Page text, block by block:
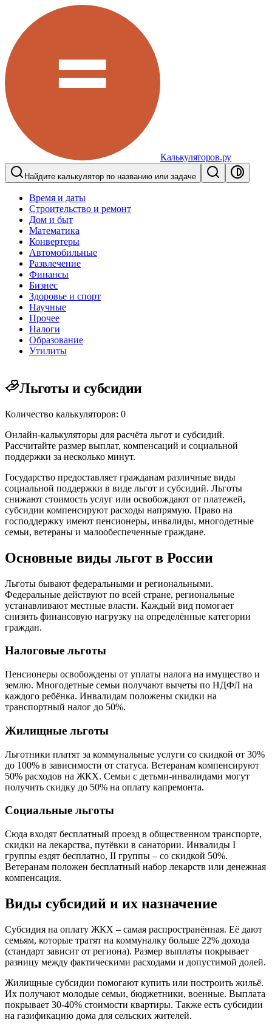
Калькуляторов.ру
Найдите калькулятор по названию или задаче
Время и даты
Строительство и ремонт
Дом и быт
Математика
Конвертеры
Автомобильные
Развлечение
Финансы
Бизнес
Здоровье и спорт
Научные
Прочее
Налоги
Образование
Утилиты
Льготы и субсидии
Количество калькуляторов: 0
Онлайн-калькуляторы для расчёта льгот и субсидий.
Рассчитайте размер выплат, компенсаций и социальной
поддержки за несколько минут.
Государство предоставляет гражданам различные виды
социальной поддержки в виде льгот и субсидий. Льготы
снижают стоимость услуг или освобождают от платежей,
субсидии компенсируют расходы напрямую. Право на
господдержку имеют пенсионеры, инвалиды, многодетные
семьи, ветераны и малообеспеченные граждане.
Основные виды льгот в России
Льготы бывают федеральными и региональными.
Федеральные действуют по всей стране, региональные
устанавливают местные власти. Каждый вид помогает
снизить финансовую нагрузку на определённые категории
граждан.
Налоговые льготы
Пенсионеры освобождены от уплаты налога на имущество и
землю. Многодетные семьи получают вычеты по НДФЛ на
каждого ребёнка. Инвалидам положены скидки на
транспортный налог до 50%.
Жилищные льготы
Льготники платят за коммунальные услуги со скидкой от 30%
до 100% в зависимости от статуса. Ветеранам компенсируют
50% расходов на ЖКХ. Семьи с детьми-инвалидами могут
получить скидку до 50% на оплату капремонта.
Социальные льготы
Сюда входят бесплатный проезд в общественном транспорте,
скидки на лекарства, путёвки в санатории. Инвалиды I
группы ездят бесплатно, II группы – со скидкой 50%.
Ветеранам положен бесплатный набор лекарств или денежная
компенсация.
Виды субсидий и их назначение
Субсидия на оплату ЖКХ – самая распространённая. Её дают
семьям, которые тратят на коммуналку больше 22% дохода
(стандарт зависит от региона). Размер выплаты покрывает
разницу между фактическими расходами и допустимой долей.
Жилищные субсидии помогают купить или построить жильё.
Их получают молодые семьи, бюджетники, военные. Выплата
покрывает 30-40% стоимости квартиры. Также есть субсидии
на газификацию дома для сельских жителей.